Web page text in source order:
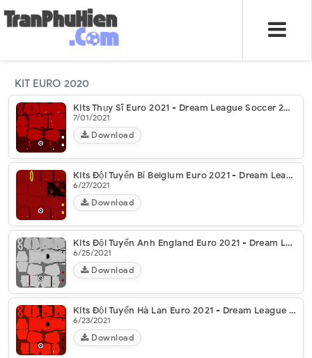
KIT EURO 2020
Kits Thụy Sĩ Euro 2021 - Dream League Soccer 2021
7/01/2021
Download
Kits Đội Tuyển Bỉ Belgium Euro 2021 - Dream League Soccer 2021
6/27/2021
Download
Kits Đội Tuyển Anh England Euro 2021 - Dream League Soccer 2021
6/25/2021
Download
Kits Đội Tuyển Hà Lan Euro 2021 - Dream League Soccer 2021
6/23/2021
Download